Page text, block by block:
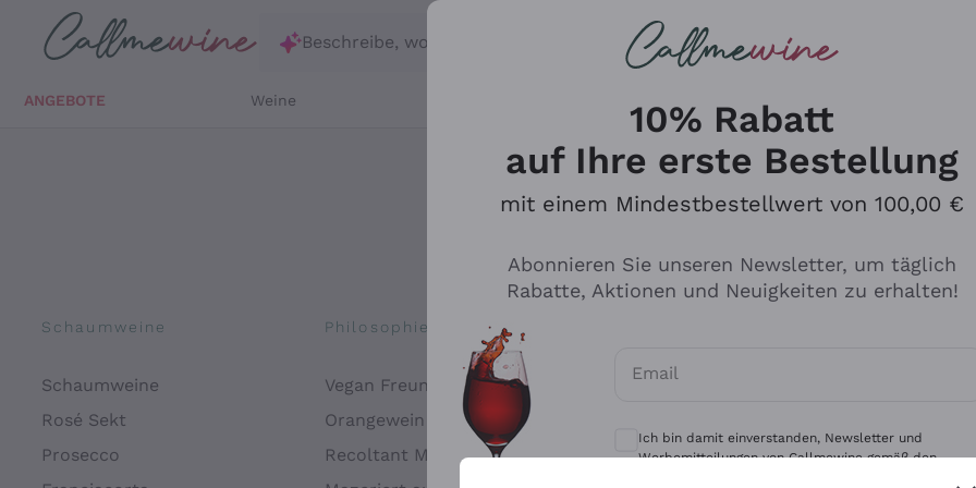
Zum Hauptinhalt springen
Beschreibe, wonach du suchst
ANGEBOTE Weine
Schaumweine
Schaumweine
Rosé Sekt
Prosecco
Philosophien
Vegan Freundlich
Orangewein
Recoltant Manipulant
Antinori
Ca' del Bosco
Gavi
10% Rabatt
auf Ihre erste Bestellung
mit einem Mindestbestellwert von 100,00 €
Abonnieren Sie unseren Newsletter, um täglich
Rabatte, Aktionen und Neuigkeiten zu erhalten!
Email
Optionale Einwilligungen zum Erhalt von
Ich bin damit einverstanden, Newsletter und
Werbemitteilungen von Callmewine gemäß den -